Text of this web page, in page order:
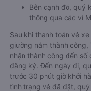
Bên cạnh đó, quý
thông qua các ví
Sau khi thanh toán vé
giường nằm thành công,
nhận thành công đến số
đăng ký. Đến ngày đi,
trước 30 phút giờ khởi
tình trạng vé đã đặt,